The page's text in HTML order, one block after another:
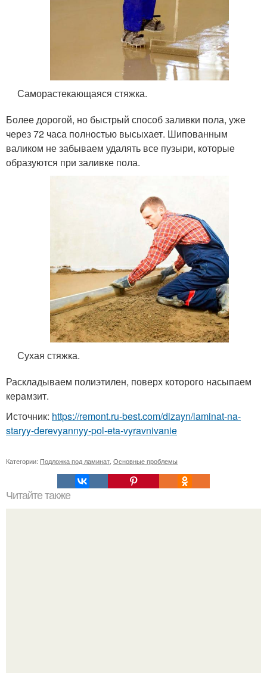
Саморастекающаяся стяжка.
Более дорогой, но быстрый способ заливки пола, уже
через 72 часа полностью высыхает. Шипованным
валиком не забываем удалять все пузыри, которые
образуются при заливке пола.
Сухая стяжка.
Раскладываем полиэтилен, поверх которого насыпаем
керамзит.
Источник: https://remont.ru-best.com/dizayn/laminat-na-
staryy-derevyannyy-pol-eta-vyravnivanie
Категории: Подложка под ламинат Основные проблемы
Читайте также